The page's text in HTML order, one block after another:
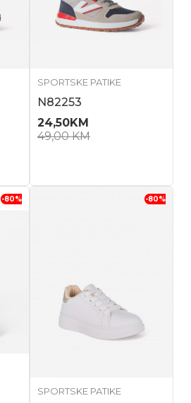
SPORTSKE PATIKE
N82253
24,50KM
49,00KM
-80% -80%
SPORTSKE PATIKE